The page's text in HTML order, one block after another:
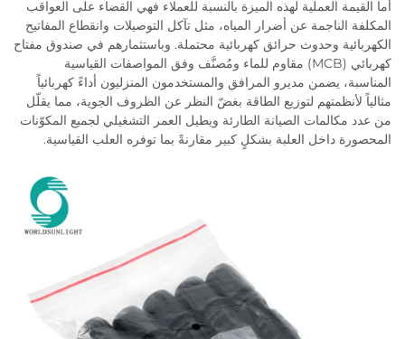
أما القيمة العملية لهذه الميزة بالنسبة للعملاء فهي القضاء على العواقب
المكلفة الناجمة عن أضرار المياه، مثل تآكل التوصيلات وانقطاع المفاتيح
الكهربائية وحدوث حرائق كهربائية محتملة. وباستثمارهم في صندوق مفتاح
كهربائي (MCB) مقاوم للماء ومُصنَّف وفق المواصفات القياسية
المناسبة، يضمن مديرو المرافق والمستخدمون المنزليون أداءً كهربائياً
مثالياً لأنظمتهم لتوزيع الطاقة بغضّ النظر عن الظروف الجوية، مما يقلّل
من عدد مكالمات الصيانة الطارئة ويطيل العمر التشغيلي لجميع المكوّنات
المحصورة داخل العلبة بشكلٍ كبير مقارنةً بما توفره العلب القياسية.